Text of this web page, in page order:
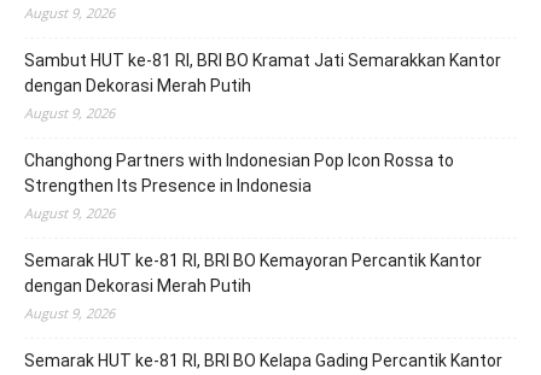
August 9, 2026
Sambut HUT ke-81 RI, BRI BO Kramat Jati Semarakkan Kantor
dengan Dekorasi Merah Putih
August 9, 2026
Changhong Partners with Indonesian Pop Icon Rossa to
Strengthen Its Presence in Indonesia
August 9, 2026
Semarak HUT ke-81 RI, BRI BO Kemayoran Percantik Kantor
dengan Dekorasi Merah Putih
August 9, 2026
Semarak HUT ke-81 RI, BRI BO Kelapa Gading Percantik Kantor